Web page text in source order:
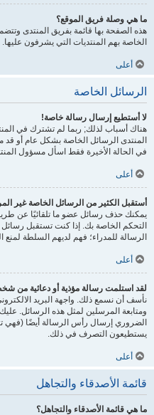
ما هي وصلة فريق الموقع؟
هذه الصفحة بها قائمة بفريق المنتدى
الخاصة بهم المنتديات التي يشرفون عليها.
أعلى
الرسائل الخاصة
لا أستطيع إرسال رسالة خاصة!
هناك أسباب لذلك; ربما لم تشترك في
المنتدى الرسائل الخاصة بشكل عام أو
في الحالة الأخيرة فقط اسأل مسؤول
أعلى
أستقبل الكثير من الرسائل الخاصة غير
يمكنك حذف رسائل عضو ما تلقائيًا عن
التحكم الخاصة بك. إذا كنت تستقبل
الرسالة للمدراء؛ فهم لديهم السلطة
أعلى
لقد استلمت رسالة مؤذية أو دعائية من
نأسف أن نسمع ذلك. واجهة البريد
ومتابعة المرسلين لمثل هذه الرسائل.
الضروري إرسال رأس الرسالة أيضًا
يستطيعون التصرف في ذلك.
أعلى
قائمة الأصدقاء والتجاهل
ما هي قائمة الأصدقاء والتجاهل؟